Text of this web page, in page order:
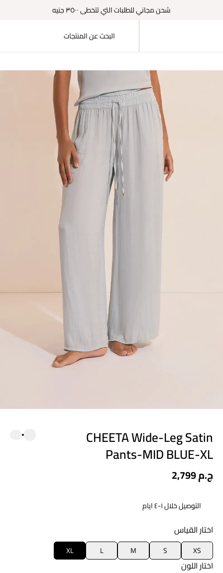
شحن مجاني للطلبات التي تتخطى ٣٥٠٠ جنيه
CHEETA Wide-Leg Satin
Pants-MID BLUE-XL
2,799 ج.م
التوصيل خلال ١-٤ ايام
اختار القياس
XS
S
M
L
XL
اختار اللون